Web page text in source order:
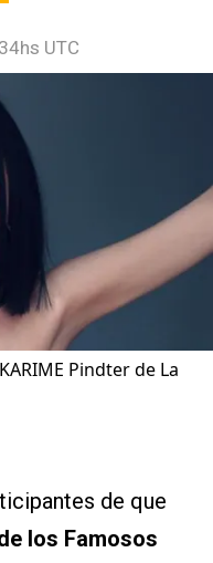
UTC
KARIME Pindter de La
de que
los Famosos